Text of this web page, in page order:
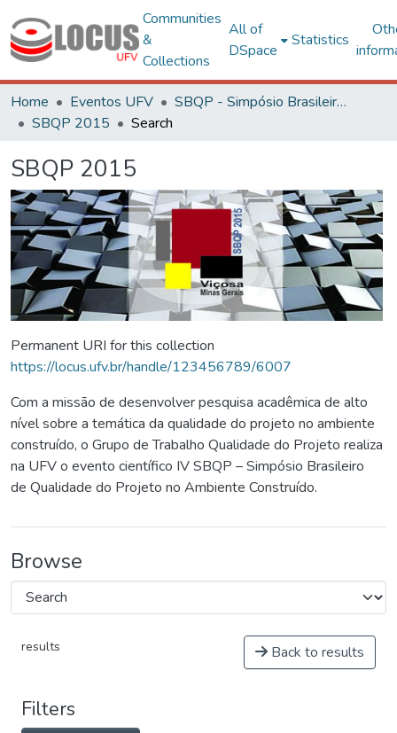
Communities
&
Collections
All of
DSpace
Statistics
Home Eventos UFV
SBQP - Simpósio Brasileiro de Qualidade do Projeto no Ambiente Construído
SBQP 2015
Search
SBQP 2015
Permanent URI for this collection
https://locus.ufv.br/handle/123456789/6007
Com a missão de desenvolver pesquisa acadêmica de alto
nível sobre a temática da qualidade do projeto no ambiente
construído, o Grupo de Trabalho Qualidade do Projeto realiza
na UFV o evento científico IV SBQP – Simpósio Brasileiro
de Qualidade do Projeto no Ambiente Construído.
Browse
results Back to results
Filters